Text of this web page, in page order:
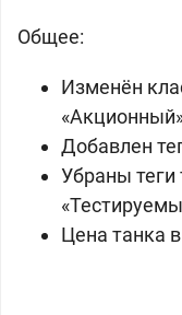
Общее:
Изменён
Добавлен
Убраны теги
Цена танка в